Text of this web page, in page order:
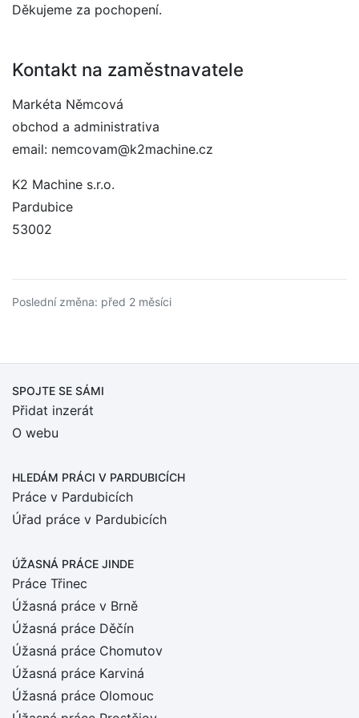
Děkujeme za pochopení.
Kontakt na zaměstnavatele
Markéta Němcová
obchod a administrativa
email: nemcovam@k2machine.cz
K2 Machine s.r.o.
Pardubice
53002
Poslední změna: před 2 měsíci
SPOJTE SE SÁMI
Přidat inzerát
O webu
HLEDÁM PRÁCI V PARDUBICÍCH
Práce v Pardubicích
Úřad práce v Pardubicích
ÚŽASNÁ PRÁCE JINDE
Práce Třinec
Úžasná práce v Brně
Úžasná práce Děčín
Úžasná práce Chomutov
Úžasná práce Karviná
Úžasná práce Olomouc